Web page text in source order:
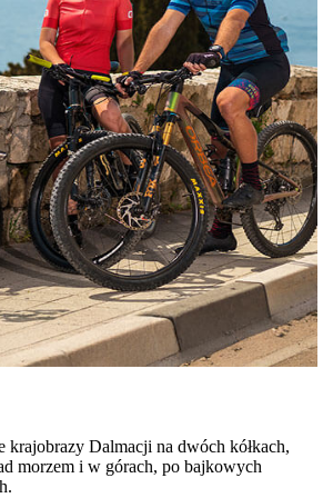
krajobrazy Dalmacji na dwóch kółkach,
morzem i w górach, po bajkowych